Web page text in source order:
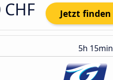
Jetzt finden
5h 15min